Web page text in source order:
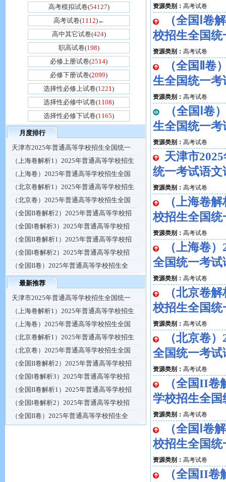
高考模拟试卷(54127)
高考试卷(1112)←
高中其它试卷(424)
职高试卷(198)
必修上册试卷(2514)
必修下册试卷(2099)
选择性必修上试卷(1221)
选择性必修中试卷(1108)
选择性必修下试卷(1165)
月度排行
天津市2025年普通高等学校招生全国统一
（上海卷解析1）2025年普通高等学校招生
（上海卷）2025年普通高等学校招生全国
（北京卷解析1）2025年普通高等学校招生
（北京卷）2025年普通高等学校招生全国
（全国II卷解析2）2025年普通高等学校招
（全国Ⅰ卷解析3）2025年普通高等学校招
（全国II卷解析1）2025年普通高等学校招
（全国Ⅰ卷解析2）2025年普通高等学校招
（全国II卷）2025年普通高等学校招生全
最新推荐
天津市2025年普通高等学校招生全国统一
（上海卷解析1）2025年普通高等学校招生
（上海卷）2025年普通高等学校招生全国
（北京卷解析1）2025年普通高等学校招生
（北京卷）2025年普通高等学校招生全国
（全国II卷解析2）2025年普通高等学校招
（全国Ⅰ卷解析3）2025年普通高等学校招
（全国II卷解析1）2025年普通高等学校招
（全国Ⅰ卷解析2）2025年普通高等学校招
（全国II卷）2025年普通高等学校招生全
资源类别： 高考试卷
（全国Ⅰ卷
校招生全国
资源类别： 高考试卷
（全国Ⅱ卷
生全国统一
资源类别： 高考试卷
（全国Ⅰ卷
生全国统一
资源类别： 高考试卷
天津市
统一考试语文
资源类别： 高考试卷
（上海卷
校招生全国
资源类别： 高考试卷
（上海卷
全国统一考试
资源类别： 高考试卷
（北京卷
校招生全国
资源类别： 高考试卷
（北京卷
全国统一考试
资源类别： 高考试卷
（全国II卷
学校招生全
资源类别： 高考试卷
（全国Ⅰ卷
校招生全国
资源类别： 高考试卷
（全国II卷